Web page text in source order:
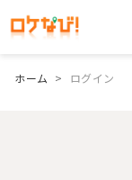
ホーム > ログイン